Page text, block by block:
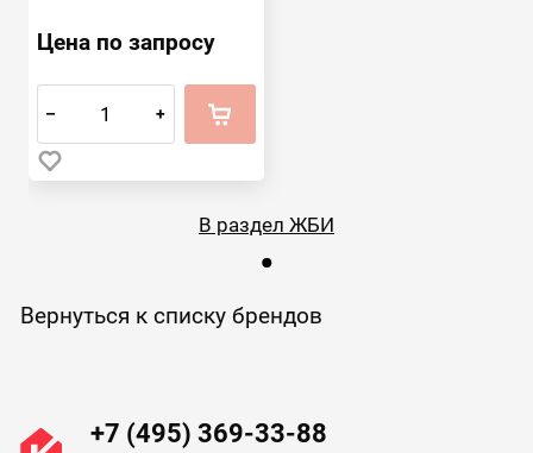
Цена по запросу
– +
В раздел ЖБИ
Вернуться к списку брендов
+7 (495) 369-33-88